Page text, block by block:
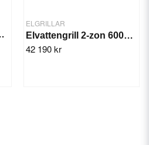
mm
ELGRILLAR
Elvattengrill 2-zon 600x600x300 mm
42 190 kr